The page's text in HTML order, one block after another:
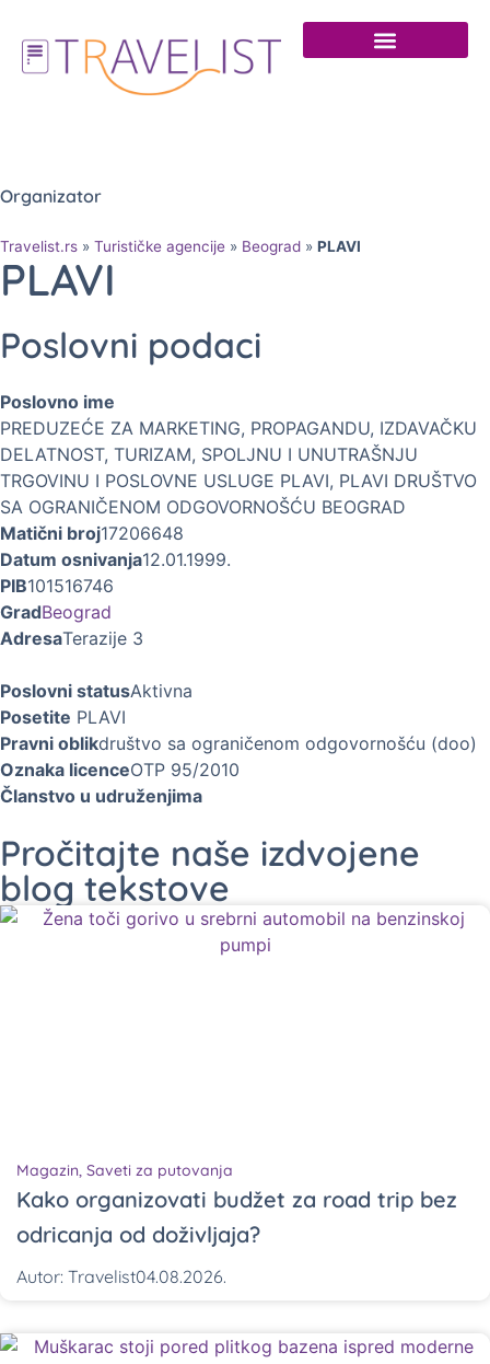
Organizator
Travelist.rs » Turističke agencije » Beograd » PLAVI
PLAVI
Poslovni podaci
Poslovno ime
PREDUZEĆE ZA MARKETING, PROPAGANDU, IZDAVAČKU
DELATNOST, TURIZAM, SPOLJNU I UNUTRAŠNJU
TRGOVINU I POSLOVNE USLUGE PLAVI, PLAVI DRUŠTVO
SA OGRANIČENOM ODGOVORNOŠĆU BEOGRAD
Matični broj17206648
Datum osnivanja12.01.1999.
PIB101516746
GradBeograd
AdresaTerazije 3
Poslovni statusAktivna
Posetite PLAVI
Pravni oblikdruštvo sa ograničenom odgovornošću (doo)
Oznaka licenceOTP 95/2010
Članstvo u udruženjima
Pročitajte naše izdvojene
blog tekstove
Magazin, Saveti za putovanja
Kako organizovati budžet za road trip bez
odricanja od doživljaja?
Autor: Travelist04.08.2026.